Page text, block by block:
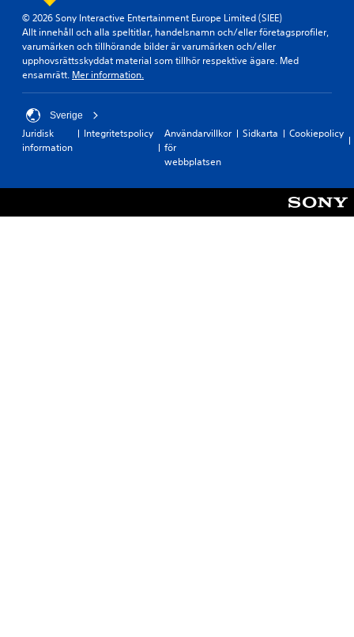
© 2026 Sony Interactive Entertainment Europe Limited (SIEE)
Allt innehåll och alla speltitlar, handelsnamn och/eller företagsprofiler,
varumärken och tillhörande bilder är varumärken och/eller
upphovsrättsskyddat material som tillhör respektive ägare. Med
ensamrätt. Mer information.
Sverige
Juridisk
information
Integritetspolicy
Användarvillkor
för
webbplatsen
Sidkarta Cookiepolicy